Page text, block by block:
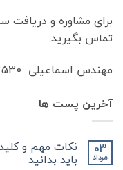
برای مشاوره و دریافت
تماس بگیرید.
مهندس اسماعیلی 09143332530
آخرین پست ها
03
مرداد باید بدانید